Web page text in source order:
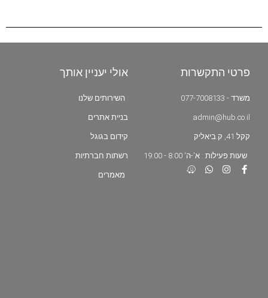
פרטי התקשרות
משרד - 077-7008133
admin@hub.co.il
קקל 41, ק.ביאליק
שעות פעילות : א'-ה' 8:00 - 19:00
אולי יעניין אותך
השירותים שלנו
בניית אתרים
קידום בגוגל
רשתות חברתיות
מאמרים